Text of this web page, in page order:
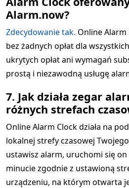
Alarm.now?
Zdecydowanie tak. Online
bez żadnych opłat dla
ukrytych opłat ani wymagań
prostą i niezawodną usługę
7. Jak działa zegar
różnych strefach
Online Alarm Clock działa na
lokalnej strefy czasowej
ustawisz alarm, uruchomi się
minucie zgodnie z ustawioną
urządzeniu, na którym otwarta